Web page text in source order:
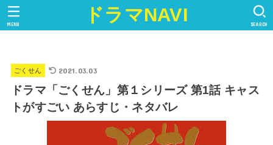
ドラマNAVI SEARCH
MENU
ごくせん 2021.03.03
ドラマ「ごくせん」第１シリーズ 第1話 キャス
トがすごい あらすじ・ネタバレ